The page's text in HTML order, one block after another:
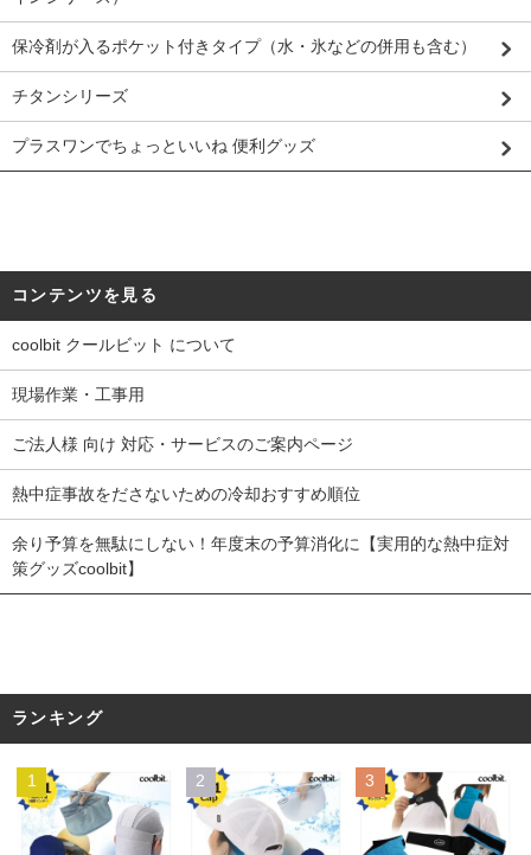
保冷剤が入るポケット付きタイプ（水・氷などの併用も含む）
チタンシリーズ
プラスワンでちょっといいね 便利グッズ
コンテンツを見る
coolbit クールビット について
現場作業・工事用
ご法人様 向け 対応・サービスのご案内ページ
熱中症事故をださないための冷却おすすめ順位
余り予算を無駄にしない！年度末の予算消化に【実用的な熱中症対
策グッズcoolbit】
ランキング
1 2 3